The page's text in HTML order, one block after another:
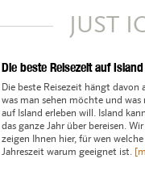
JUST
Die beste Reisezeit auf Island
Die beste Reisezeit hängt davon
was man sehen möchte und was
auf Island erleben will. Island
das ganze Jahr über bereisen. Wir
zeigen Ihnen hier, für wen welche
Jahreszeit warum geeignet ist.